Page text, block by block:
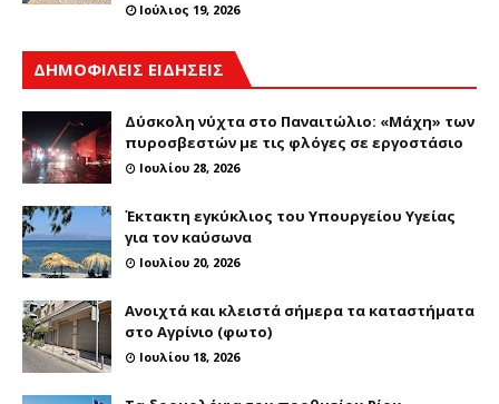
Ιούλιος 19, 2026
ΔΗΜΟΦΙΛΕΙΣ ΕΙΔΗΣΕΙΣ
Δύσκολη νύχτα στο Παναιτώλιο: «Μάχη» των
πυροσβεστών με τις φλόγες σε εργοστάσιο
Ιουλίου 28, 2026
Έκτακτη εγκύκλιος του Υπουργείου Υγείας
για τον καύσωνα
Ιουλίου 20, 2026
Ανοιχτά και κλειστά σήμερα τα καταστήματα
στο Αγρίνιο (φωτο)
Ιουλίου 18, 2026